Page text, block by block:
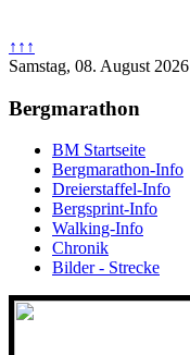
↑↑↑
Samstag, 08. August 2026
Bergmarathon
BM Startseite
Bergmarathon-Info
Dreierstaffel-Info
Bergsprint-Info
Walking-Info
Chronik
Bilder - Strecke